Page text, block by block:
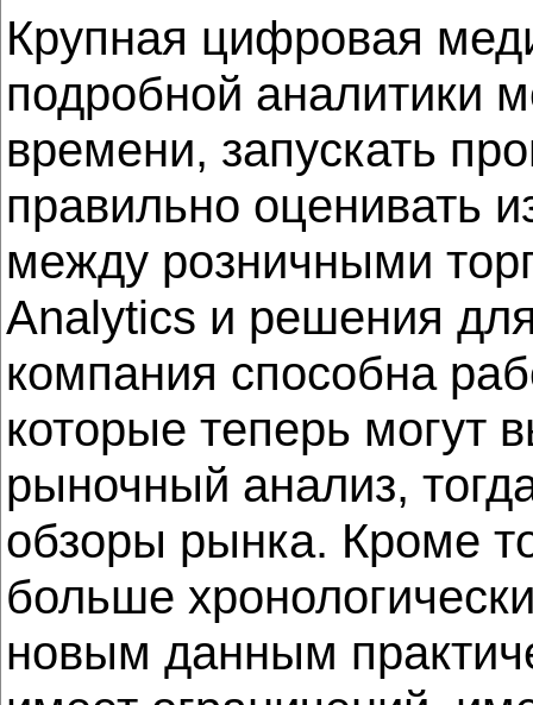
Крупная цифровая
подробной аналитики
времени, запускать
правильно оценивать
между розничными
Analytics и решения
компания способна
которые теперь могут
рыночный анализ,
обзоры рынка. Кроме
больше
новым данным